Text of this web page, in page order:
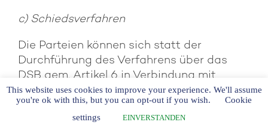
c) Schiedsverfahren
Die Parteien können sich statt der
Durchführung des Verfahrens über das
DSB gem. Artikel 6 in Verbindung mit
Artikel 27 des Protokolls auch auf die
Durchführung eines Schiedsverfahrens
einigen. Voraussetzung ist lediglich, dass
This website uses cookies to improve your experience. We'll assume
you're ok with this, but you can opt-out if you wish.
Cookie
settings
EINVERSTANDEN